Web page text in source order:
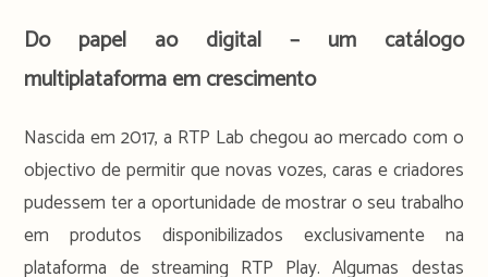
Do papel ao digital – um catálogo
multiplataforma em crescimento
Nascida em 2017, a RTP Lab chegou ao mercado com o
objectivo de permitir que novas vozes, caras e criadores
pudessem ter a oportunidade de mostrar o seu trabalho
em produtos disponibilizados exclusivamente na
plataforma de streaming RTP Play. Algumas destas